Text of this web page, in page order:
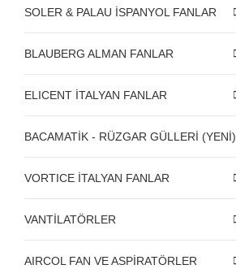
SOLER & PALAU İSPANYOL FANLAR
BLAUBERG ALMAN FANLAR
ELICENT İTALYAN FANLAR
BACAMATİK - RÜZGAR GÜLLERİ (YENİ)
VORTICE İTALYAN FANLAR
VANTİLATÖRLER
AIRCOL FAN VE ASPİRATÖRLER